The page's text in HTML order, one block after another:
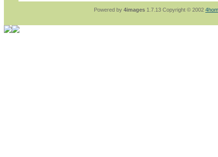
jan-lukas:geschrieben am: 28. 4. 2026 -
Powered by 4images 1.7.13 Copyright © 2002